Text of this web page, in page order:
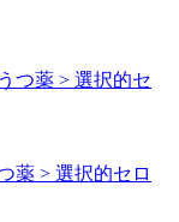
つ薬 > 選択的セ
薬 > 選択的セロ